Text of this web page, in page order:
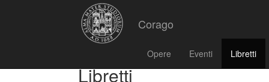
Corago
Opere Eventi Libretti
Libretti